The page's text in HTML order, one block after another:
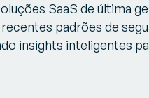
SaaS de última
padrões de
insights inteligentes